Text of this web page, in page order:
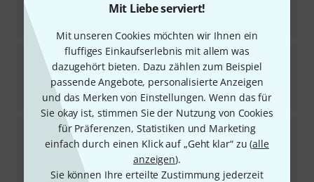
Mit Liebe serviert!
Mit unseren Cookies möchten wir Ihnen ein
fluffiges Einkaufserlebnis mit allem was
dazugehört bieten. Dazu zählen zum Beispiel
passende Angebote, personalisierte Anzeigen
und das Merken von Einstellungen. Wenn das für
Sie okay ist, stimmen Sie der Nutzung von Cookies
für Präferenzen, Statistiken und Marketing
einfach durch einen Klick auf „Geht klar“ zu (alle
anzeigen).
Sie können Ihre erteilte Zustimmung jederzeit
Sofort lieferbar
Sonor13"x06" AQ2 Snare Drum TQZ
Sofort lieferbar
249€
Sonor14"x5,75" Vintage Snare Rosew.
1
Sofort lieferbar
799 €